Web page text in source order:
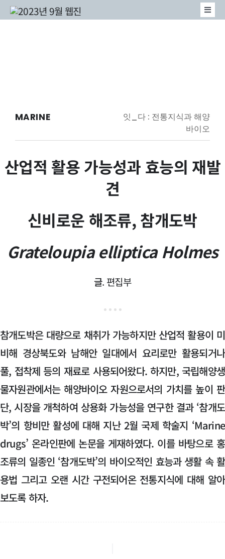
MARINE
잇_다 : 전통지식과 해양
바이오
산업적 활용 가능성과 효능의 재발
견
신비로운 해조류, 참개도박
Grateloupia elliptica Holmes
글. 편집부
참개도박은 대량으로 채취가 가능하지만 산업적 활용이 미
비해 경상북도와 남해안 일대에서 요리로만 활용되거나
풀, 접착제 등의 재료로 사용되어왔다. 하지만, 국립해양생
물자원관에서는 해양바이오 자원으로서의 가치를 높이 판
단, 시장을 개척하여 상용화 가능성을 연구한 결과 ‘참개도
박’의 항비만 활성에 대해 지난 2월 국제 학술지 ‘Marine
drugs’ 온라인판에 논문을 게재하였다. 이를 바탕으로 홍
조류의 일종인 ‘참개도박’의 바이오적인 효능과 생활 속 활
용법 그리고 오랜 시간 구전되어온 전통지식에 대해 알아
보도록 하자.